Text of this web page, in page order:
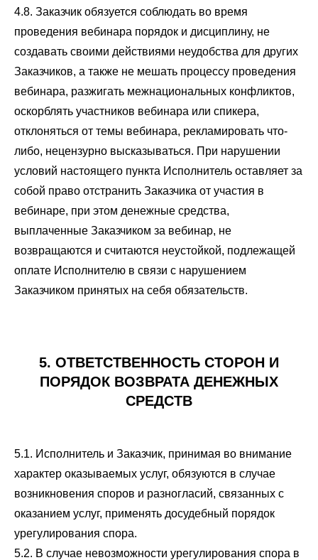
4.8. Заказчик обязуется соблюдать во время
проведения вебинара порядок и дисциплину, не
создавать своими действиями неудобства для других
Заказчиков, а также не мешать процессу проведения
вебинара, разжигать межнациональных конфликтов,
оскорблять участников вебинара или спикера,
отклоняться от темы вебинара, рекламировать что-
либо, нецензурно высказываться. При нарушении
условий настоящего пункта Исполнитель оставляет за
собой право отстранить Заказчика от участия в
вебинаре, при этом денежные средства,
выплаченные Заказчиком за вебинар, не
возвращаются и считаются неустойкой, подлежащей
оплате Исполнителю в связи с нарушением
Заказчиком принятых на себя обязательств.
5. ОТВЕТСТВЕННОСТЬ СТОРОН И
ПОРЯДОК ВОЗВРАТА ДЕНЕЖНЫХ
СРЕДСТВ
5.1. Исполнитель и Заказчик, принимая во внимание
характер оказываемых услуг, обязуются в случае
возникновения споров и разногласий, связанных с
оказанием услуг, применять досудебный порядок
урегулирования спора.
5.2. В случае невозможности урегулирования спора в